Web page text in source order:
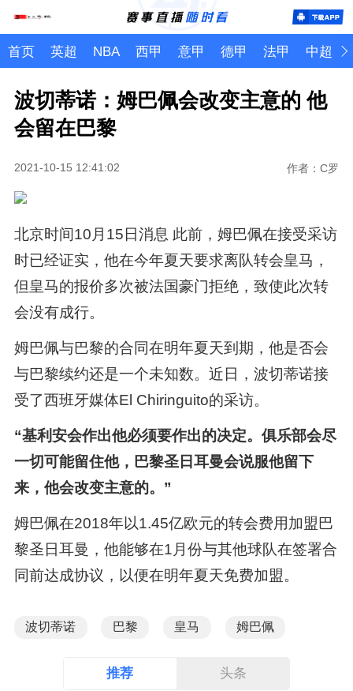
首页 英超 NBA 西甲 意甲 德甲 法甲 中超
波切蒂诺：姆巴佩会改变主意的 他
会留在巴黎
2021-10-15 12:41:02 作者：C罗
北京时间10月15日消息 此前，姆巴佩在接受采访
时已经证实，他在今年夏天要求离队转会皇马，
但皇马的报价多次被法国豪门拒绝，致使此次转
会没有成行。
姆巴佩与巴黎的合同在明年夏天到期，他是否会
与巴黎续约还是一个未知数。近日，波切蒂诺接
受了西班牙媒体El Chiringuito的采访。
“基利安会作出他必须要作出的决定。俱乐部会尽
一切可能留住他，巴黎圣日耳曼会说服他留下
来，他会改变主意的。”
姆巴佩在2018年以1.45亿欧元的转会费用加盟巴
黎圣日耳曼，他能够在1月份与其他球队在签署合
同前达成协议，以便在明年夏天免费加盟。
波切蒂诺 巴黎 皇马 姆巴佩
推荐 头条